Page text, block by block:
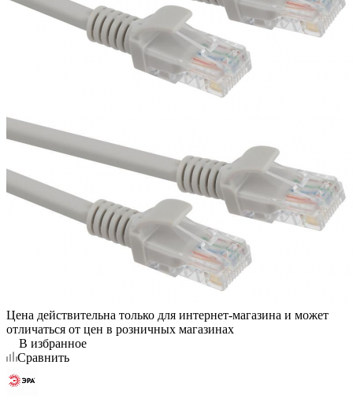
Цена действительна только для интернет-магазина и может
отличаться от цен в розничных магазинах
В избранное
Сравнить